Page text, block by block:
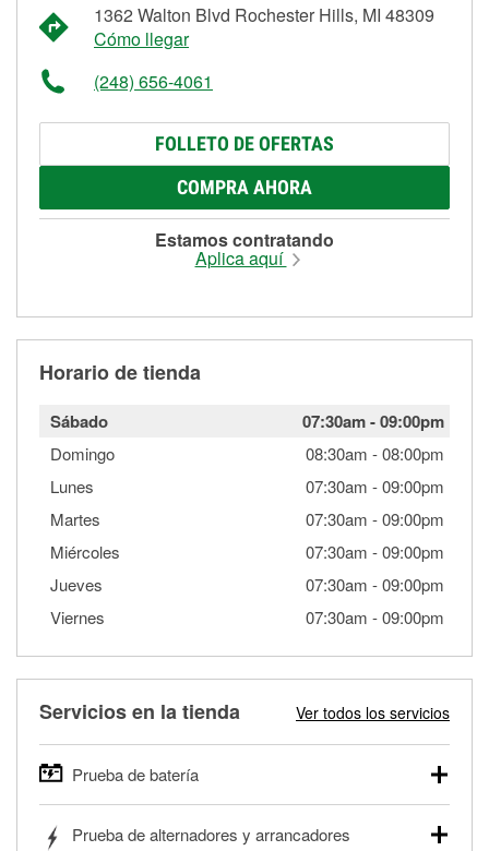
1362 Walton Blvd Rochester Hills, MI 48309
Cómo llegar
(248) 656-4061
FOLLETO DE OFERTAS
COMPRA AHORA
Estamos contratando
Aplica aquí
Horario de tienda
Sábado 07:30am-09:00pm
Domingo 08:30am -08:00pm
Lunes
07:30am -09:00pm
Martes
07:30am -09:00pm
Miércoles
07:30am -09:00pm
Jueves
07:30am -09:00pm
Viernes
07:30am -09:00pm
Servicios en la tienda Ver todos los servicios
Prueba de batería
autos, camionetas, SUVs, vehículos comerciales y
Prueba de alternadores y arrancadores